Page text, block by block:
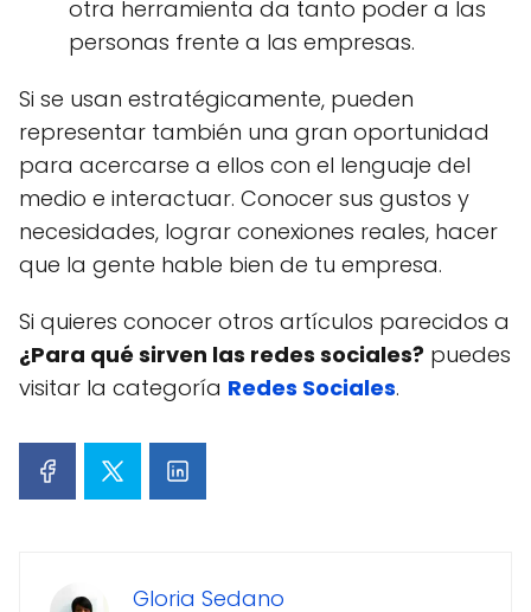
otra herramienta da tanto poder a las
personas frente a las empresas.
Si se usan estratégicamente, pueden
representar también una gran oportunidad
para acercarse a ellos con el lenguaje del
medio e interactuar. Conocer sus gustos y
necesidades, lograr conexiones reales, hacer
que la gente hable bien de tu empresa.
Si quieres conocer otros artículos parecidos a
¿Para qué sirven las redes sociales? puedes
visitar la categoría Redes Sociales.
Gloria Sedano